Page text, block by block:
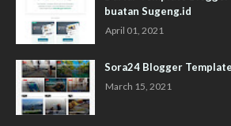
buatan Sugeng.id
April 01, 2021
Sora24 Blogger Template
March 15, 2021